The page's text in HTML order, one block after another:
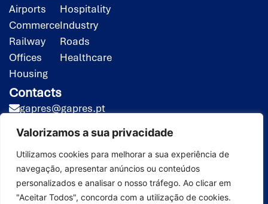
Valorizamos a sua privacidade
Utilizamos cookies para melhorar a sua experiência de
navegação, apresentar anúncios ou conteúdos
personalizados e analisar o nosso tráfego. Ao clicar em
"Aceitar Todos", concorda com a utilização de cookies.
Airports
Commerce
Railway
Offices
Housing
Hospitality
Industry
Roads
Healthcare
Contacts
gapres@gapres.pt
(351) 919 413 258**
*Call to the national fixed-line network
**Call to the national mobile network
GAPRES © 2026. All rights
Website developed by